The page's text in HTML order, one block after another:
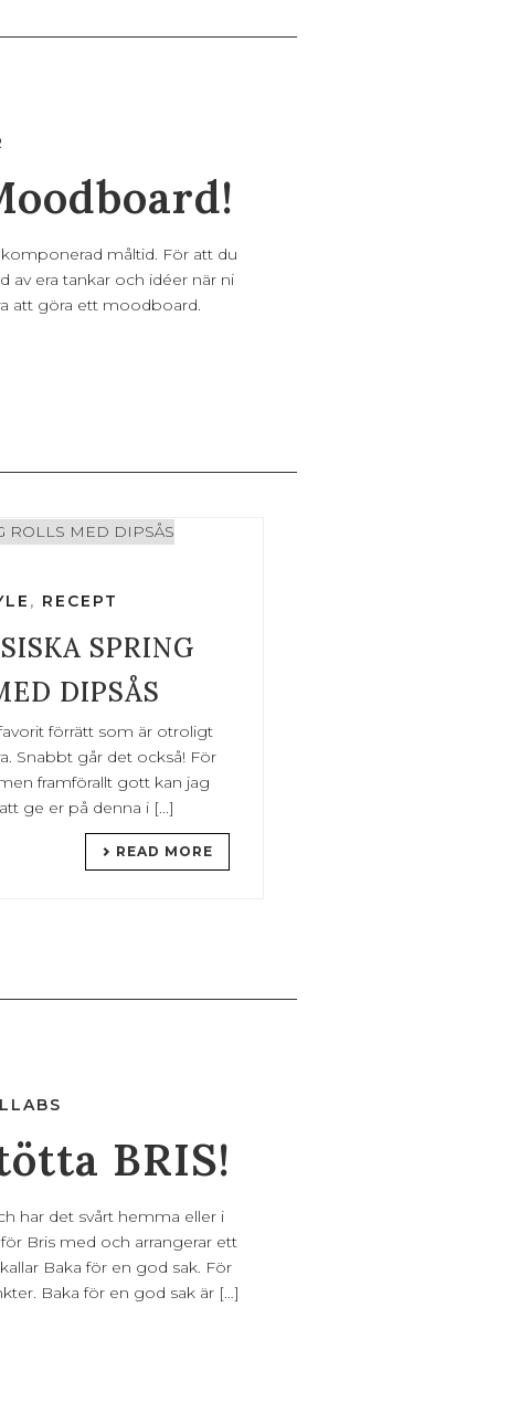
måltid. För att du
av era tankar och idéer när ni
att göra ett moodboard.
, RECEPT
SPRING
DIPSÅS
förrätt som är otroligt
Snabbt går det också! För
framförallt gott kan jag
ge er på denna i [...]
READ MORE
BRIS!
har det svårt hemma eller i
Bris med och arrangerar ett
Baka för en god sak. För
Baka för en god sak är […]